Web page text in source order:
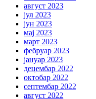
август 2023
јул 2023
јун 2023
мај 2023
март 2023
фебруар 2023
јануар 2023
децембар 2022
октобар 2022
септембар 2022
август 2022